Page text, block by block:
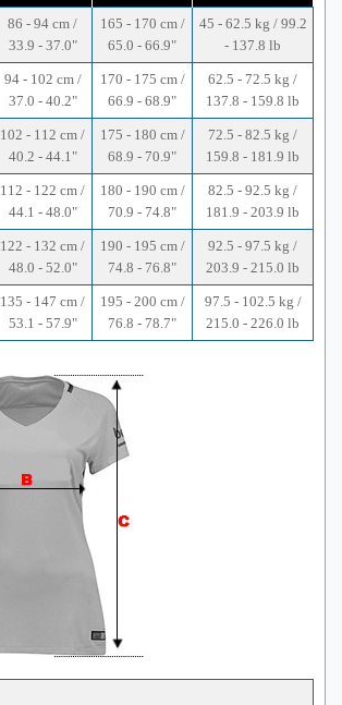
86 - 94 cm /
33.9 - 37.0"
165 - 170 cm /
65.0 - 66.9"
45 - 62.5 kg / 99.2
- 137.8 lb
94 - 102 cm /
37.0 - 40.2"
170 - 175 cm /
66.9 - 68.9"
62.5 - 72.5 kg /
137.8 - 159.8 lb
102 - 112 cm /
40.2 - 44.1"
175 - 180 cm /
68.9 - 70.9"
72.5 - 82.5 kg /
159.8 - 181.9 lb
112 - 122 cm /
44.1 - 48.0"
180 - 190 cm /
70.9 - 74.8"
82.5 - 92.5 kg /
181.9 - 203.9 lb
122 - 132 cm /
48.0 - 52.0"
190 - 195 cm /
74.8 - 76.8"
92.5 - 97.5 kg /
203.9 - 215.0 lb
135 - 147 cm /
53.1 - 57.9"
195 - 200 cm /
76.8 - 78.7"
97.5 - 102.5 kg /
215.0 - 226.0 lb